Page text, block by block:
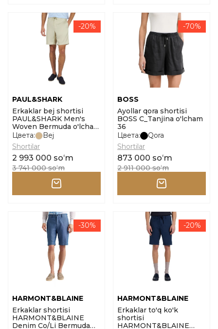
-20%
PAUL&SHARK
Erkaklar bej shortisi
PAUL&SHARK Men's
Woven Bermuda o'lcham
50
Цвета:
Bej
Shortilar
2 993 000 soʻm
3 741 000 soʻm
-70%
BOSS
Ayollar qora shortisi
BOSS C_Tanjina o'lcham
36
Цвета:
Qora
Shortilar
873 000 soʻm
2 911 000 soʻm
-30%
HARMONT&BLAINE
Erkaklar shortisi
HARMONT&BLAINE
Denim Co/Li Bermuda
-20%
HARMONT&BLAINE
Erkaklar to'q ko'k
shortisi
HARMONT&BLAINE